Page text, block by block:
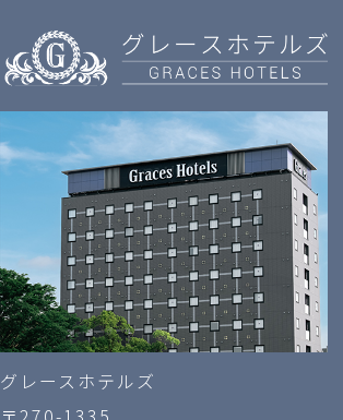
グレースホテルズ